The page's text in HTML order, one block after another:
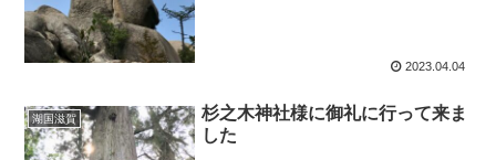
2023.04.04
湖国滋賀
杉之木神社様に御礼に行って来ま
した